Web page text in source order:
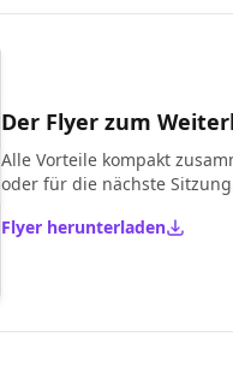
Der Flyer zum
Alle Vorteile kompakt
oder für die nächste
Flyer herunterladen